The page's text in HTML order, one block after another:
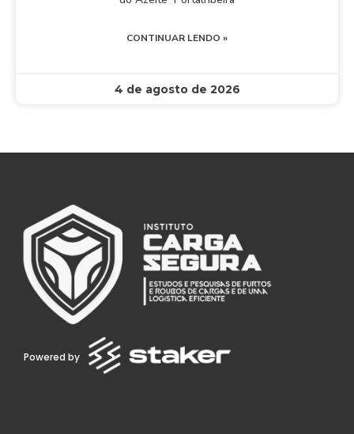
CONTINUAR LENDO »
4 de agosto de 2026
Powered by